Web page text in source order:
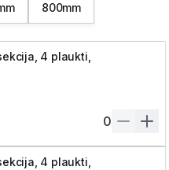
800mm
4 plaukti,
0
4 plaukti,